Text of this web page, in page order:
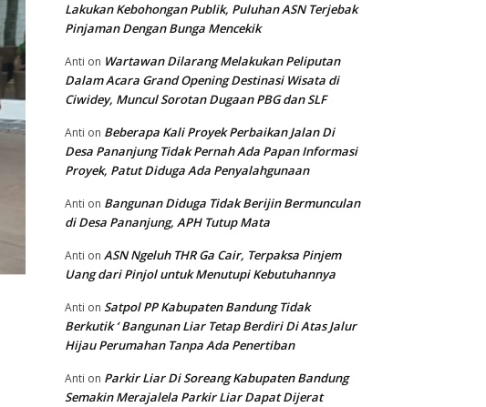
Lakukan Kebohongan Publik, Puluhan ASN Terjebak
Pinjaman Dengan Bunga Mencekik
Anti on Wartawan Dilarang Melakukan Peliputan
Dalam Acara Grand Opening Destinasi Wisata di
Ciwidey, Muncul Sorotan Dugaan PBG dan SLF
Anti on Beberapa Kali Proyek Perbaikan Jalan Di
Desa Pananjung Tidak Pernah Ada Papan Informasi
Proyek, Patut Diduga Ada Penyalahgunaan
Anti on Bangunan Diduga Tidak Berijin Bermunculan
di Desa Pananjung, APH Tutup Mata
Anti on ASN Ngeluh THR Ga Cair, Terpaksa Pinjem
Uang dari Pinjol untuk Menutupi Kebutuhannya
Anti on Satpol PP Kabupaten Bandung Tidak
Berkutik ‘ Bangunan Liar Tetap Berdiri Di Atas Jalur
Hijau Perumahan Tanpa Ada Penertiban
Anti on Parkir Liar Di Soreang Kabupaten Bandung
Semakin Merajalela Parkir Liar Dapat Dijerat